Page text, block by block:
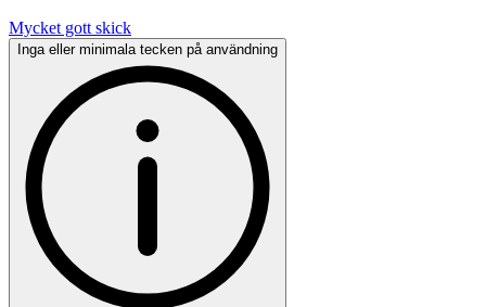
Mycket gott skick
Inga eller minimala tecken på användning